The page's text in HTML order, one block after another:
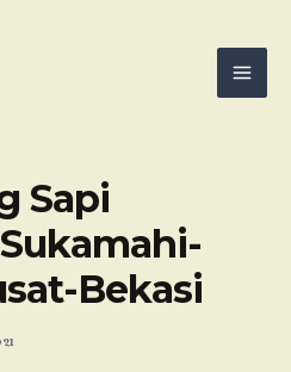
Sapi
Bekasi